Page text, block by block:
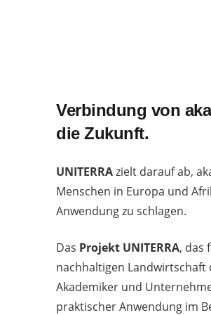
Verbindung von
die Zukunft.
UNITERRAzielt darauf ab,
Menschen in Europa und
Anwendung zu schlagen.
Das Projekt UNITERRA, das
nachhaltigen
Akademiker und
praktischer Anwendung im